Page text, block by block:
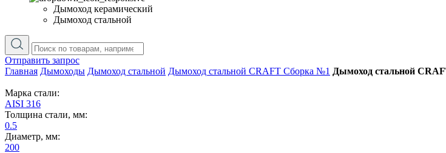
Дымоход керамический
Дымоход стальной
Отправить запрос
Главная Дымоходы Дымоход стальной Дымоход стальной CRAFT Сборка №1 Дымоход стальной
Марка стали:
AISI 316
Толщина стали, мм:
0.5
Диаметр, мм:
200